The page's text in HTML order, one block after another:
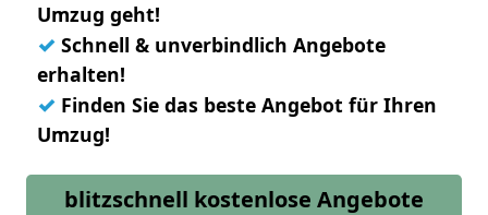
Umzug geht!
✓ Schnell & unverbindlich Angebote
erhalten!
✓ Finden Sie das beste Angebot für Ihren
Umzug!
blitzschnell kostenlose Angebote